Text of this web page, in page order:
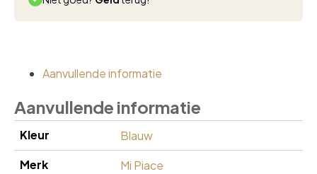
Aanvullende informatie
Aanvullende informatie
Kleur
Blauw
Merk
Mi Piace